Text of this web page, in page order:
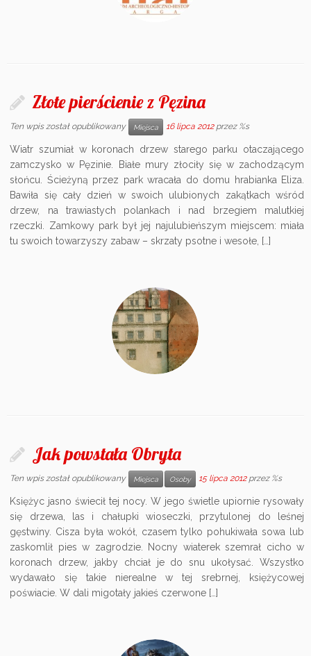
Złote pierścienie z Pęzina
Ten wpis został opublikowany Miejsca 16 lipca 2012 przez %s
Wiatr szumiał w koronach drzew starego parku otaczającego
zamczysko w Pęzinie. Białe mury złociły się w zachodzącym
słońcu. Ścieżyną przez park wracała do domu hrabianka Eliza.
Bawiła się cały dzień w swoich ulubionych zakątkach wśród
drzew, na trawiastych polankach i nad brzegiem malutkiej
rzeczki. Zamkowy park był jej najulubieńszym miejscem: miała
tu swoich towarzyszy zabaw – skrzaty psotne i wesołe, […]
Jak powstała Obryta
Ten wpis został opublikowany Miejsca Osoby 15 lipca 2012 przez %s
Księżyc jasno świecił tej nocy. W jego świetle upiornie rysowały
się drzewa, las i chałupki wioseczki, przytulonej do leśnej
gęstwiny. Cisza była wokół, czasem tylko pohukiwała sowa lub
zaskomlił pies w zagrodzie. Nocny wiaterek szemrał cicho w
koronach drzew, jakby chciał je do snu ukołysać. Wszystko
wydawało się takie nierealne w tej srebrnej, księżycowej
poświacie. W dali migotały jakieś czerwone […]